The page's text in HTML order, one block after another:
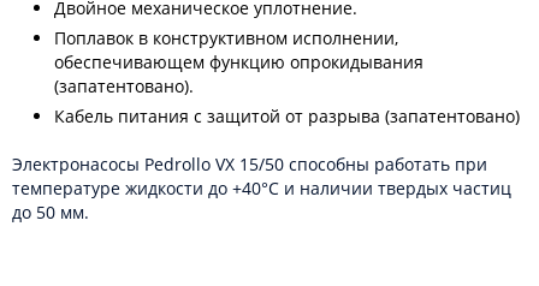
Двойное механическое уплотнение.
Поплавок в конструктивном исполнении,
обеспечивающем функцию опрокидывания
(запатентовано).
Кабель питания с защитой от разрыва (запатентовано)
Электронасосы Pedrollo VX 15/50 способны работать при
температуре жидкости до +40°С и наличии твердых частиц
до 50 мм.